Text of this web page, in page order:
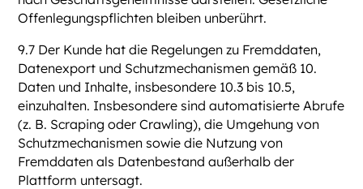
Offenlegungspflichten bleiben unberührt.
9.7 Der Kunde hat die Regelungen zu Fremddaten,
Datenexport und Schutzmechanismen gemäß 10.
Daten und Inhalte, insbesondere 10.3 bis 10.5,
einzuhalten. Insbesondere sind automatisierte Abrufe
(z. B. Scraping oder Crawling), die Umgehung von
Schutzmechanismen sowie die Nutzung von
Fremddaten als Datenbestand außerhalb der
Plattform untersagt.